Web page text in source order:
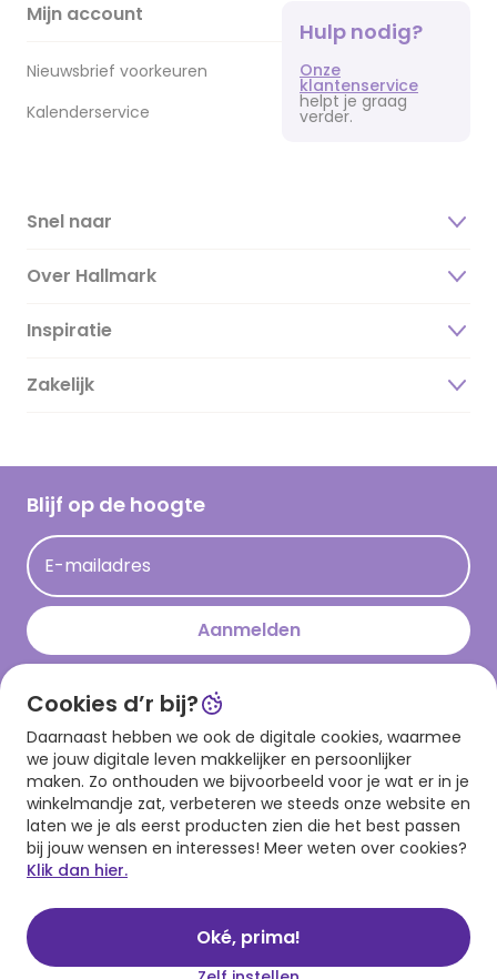
Mijn account
Nieuwsbrief voorkeuren
Kalenderservice
Hulp nodig?
Onze
klantenservice
helpt je graag
verder.
Snel naar
Over Hallmark
Over ons
Duurzaamheid
Hallmark Kaartclub
Acties
Persberichten
Hallmark en Kinderpostzegels
Inspiratie
Magazine
Cadeau inspiratie
Kaartinspiratie
Zakelijk
Blijf op de hoogte
E-mailadres
Aanmelden
Download onze app
Cookies d’r bij?
Daarnaast hebben we ook de digitale cookies, waarmee
we jouw digitale leven makkelijker en persoonlijker
maken. Zo onthouden we bijvoorbeeld voor je wat er in je
winkelmandje zat, verbeteren we steeds onze website en
laten we je als eerst producten zien die het best passen
bij jouw wensen en interesses! Meer weten over cookies?
Klik dan hier.
Oké, prima!